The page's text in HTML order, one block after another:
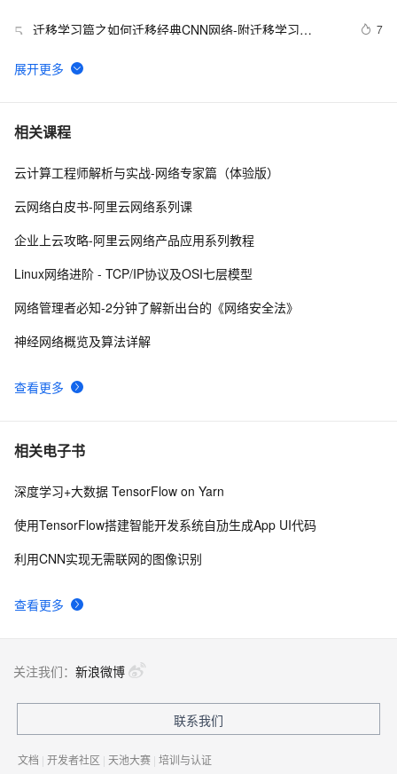
5 迁移学习篇之如何迁移经典CNN网络-附迁移学习
法-pytorch
7
6
【计算机视觉+CNN】keras+ResNet残差网络实现图像识
7 R-CNN：使用自己的数据训练 Faster R-CNN 的 VGG-16
8 CNN模型合集 | Resnet变种-WideResnet解读
现30+AP，小目标炸裂（二）
10 一维CNN,二维CNN以及三维CNN的训练模型matlab仿真
相关课程
查看更多
云计算工程师解析与实战-网络专家篇（体验版）
云网络白皮书-阿里云网络系列课
企业上云攻略-阿里云网络产品应用系列教程
Linux网络进阶 - TCP/IP协议及OSI七层模型
网络管理者必知-2分钟了解新出台的《网络安全法》
神经网络概览及算法详解
相关电子书
查看更多
深度学习+大数据 TensorFlow on Yarn
使用TensorFlow搭建智能开发系统自劢生成App UI代码
利⽤CNN实现⽆需联⽹的图像识别
关注我们： 新浪微博
联系我们
文档 | 开发者社区 | 天池大赛 | 培训与认证